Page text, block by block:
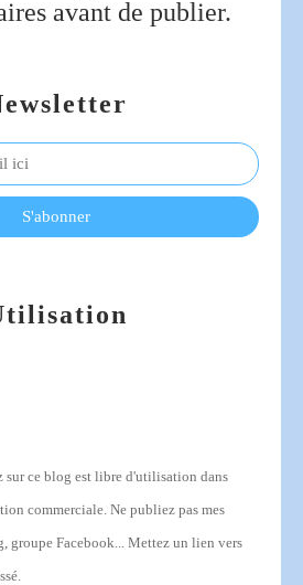
avant de publier.
sur ce blog est libre d'utilisation dans
commerciale. Ne publiez pas mes
groupe Facebook... Mettez un lien vers